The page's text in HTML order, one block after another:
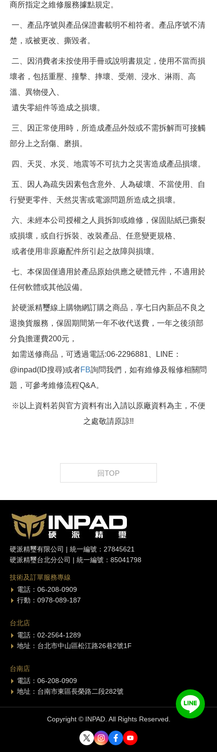
商所指定之維修服務據點規定。
一、產品序號與產品保證書載明不相符者。產品序號不清
楚，或被更改、撕毀者。
二、因消費者未按使用手冊或說明書規定，使用不當而損
壞者，包括重壓、撞擊、摔壞、受潮、浸水、淋雨、高
溫、異物侵入、
遺失零組件等造成之損壞。
三、因正常使用時，所造成產品外殼或不需拆解而可接觸
部分上之刮傷、磨損。
四、天災、水災、地震等不可抗力之災害造成產品損壞。
五、因人為疏失因素包含意外、人為破壞、不當使用、自
行變更零件、天然災害或電源問題所造成之損壞。
六、未經本公司授權之人員拆卸或維修，保固貼紙已撕裂
或損壞，或自行拆裝、改裝產品、任意變更規格、
或者使用非原廠配件所引起之故障與損壞。
七、本保固僅適用於產品原始供應之硬體元件，不適用於
任何軟體或其他設備。
於硬派精璽線上購物網訂購之商品，享七日內新品不良之
退換貨服務，保固期間第一年不收代送費，一年之後須部
分負擔運費200元，
如需送修商品，可透過電話:06-2296881、LINE：
@inpad(ID搜尋)或者FB詢問我們，如有維修及報修相關問
題，可參考維修流程Q&A。
※以上資料若與官方資料有出入請以原廠資料為主，不便
之處敬請原諒!!
回TOP
硬派精璽有限公司 | 統一編號：27845621
硬派精璽台北分公司 | 統一編號：85041798
技術及訂單服務專線
電話：06-208-0909
行動：0978-089-187
台北店
電話：02-2564-1289
地址：台北市中山區松江路26巷2號1F
台南店
電話：06-208-0909
地址：台南市東區長榮路二段282號
Copyright © INPAD. All Rights Reserved.